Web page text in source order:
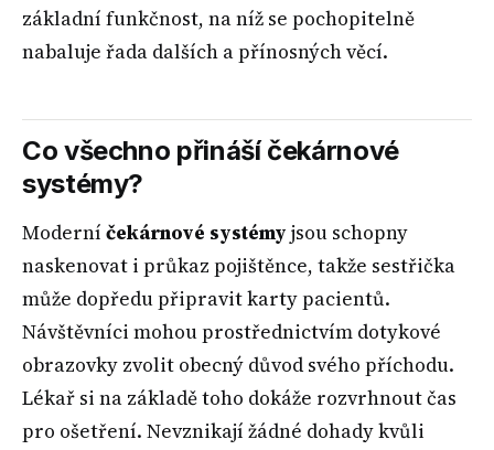
základní funkčnost, na níž se pochopitelně
nabaluje řada dalších a přínosných věcí.
Co všechno přináší čekárnové
systémy?
Moderní čekárnové systémy jsou schopny
naskenovat i průkaz pojištěnce, takže sestřička
může dopředu připravit karty pacientů.
Návštěvníci mohou prostřednictvím dotykové
obrazovky zvolit obecný důvod svého příchodu.
Lékař si na základě toho dokáže rozvrhnout čas
pro ošetření. Nevznikají žádné dohady kvůli